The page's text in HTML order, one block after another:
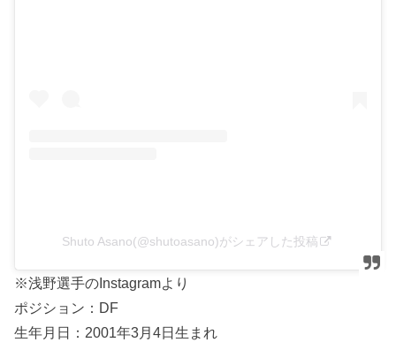
Shuto Asano(@shutoasano)がシェアした投稿
※浅野選手のInstagramより
ポジション：DF
生年月日：2001年3月4日生まれ